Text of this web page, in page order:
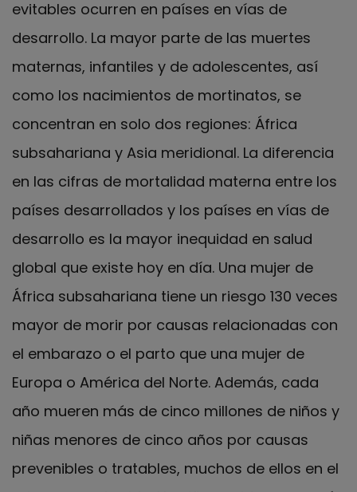
evitables ocurren en países en vías de
desarrollo. La mayor parte de las muertes
maternas, infantiles y de adolescentes, así
como los nacimientos de mortinatos, se
concentran en solo dos regiones: África
subsahariana y Asia meridional. La diferencia
en las cifras de mortalidad materna entre los
países desarrollados y los países en vías de
desarrollo es la mayor inequidad en salud
global que existe hoy en día. Una mujer de
África subsahariana tiene un riesgo 130 veces
mayor de morir por causas relacionadas con
el embarazo o el parto que una mujer de
Europa o América del Norte. Además, cada
año mueren más de cinco millones de niños y
niñas menores de cinco años por causas
prevenibles o tratables, muchos de ellos en el